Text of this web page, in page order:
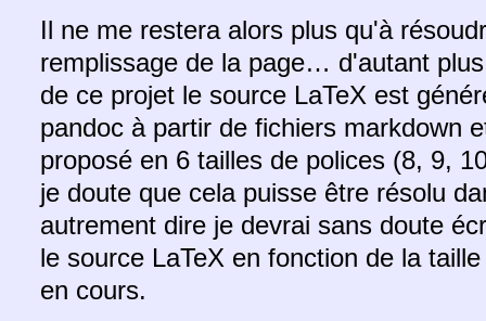
Il ne me restera alors plus qu'à
remplissage de la page… d'autant
de ce projet le source LaTeX est
pandoc à partir de fichiers markdown
proposé en 6 tailles de polices (8, 9,
je doute que cela puisse être résolu
autrement dire je devrai sans doute
le source LaTeX en fonction de la
en cours.